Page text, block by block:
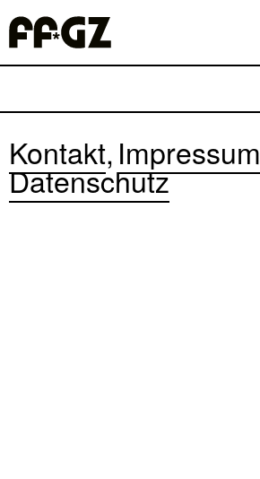
Kontakt Impressum
Datenschutz